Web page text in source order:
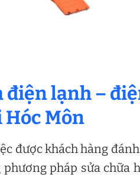
điện lạnh –
Hóc Môn
được khách hàng
phương pháp sửa chữa